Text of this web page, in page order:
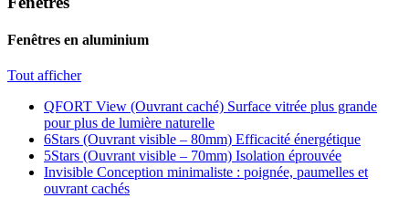
Fenêtres en aluminium
Tout afficher
QFORT View (Ouvrant caché) Surface vitrée plus grande
pour plus de lumière naturelle
6Stars (Ouvrant visible – 80mm) Efficacité énergétique
5Stars (Ouvrant visible – 70mm) Isolation éprouvée
Invisible Conception minimaliste : poignée, paumelles et
ouvrant cachés